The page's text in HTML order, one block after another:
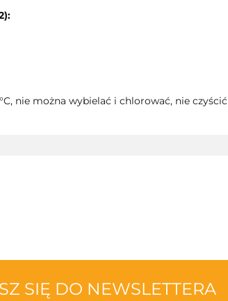
nie można wybielać i chlorować, nie
SIĘ DO NEWSLETTERA